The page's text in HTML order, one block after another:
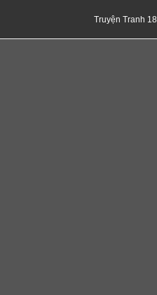
Truyện Tranh 18